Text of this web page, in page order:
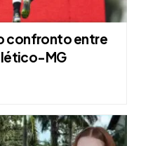
confronto entre
MG